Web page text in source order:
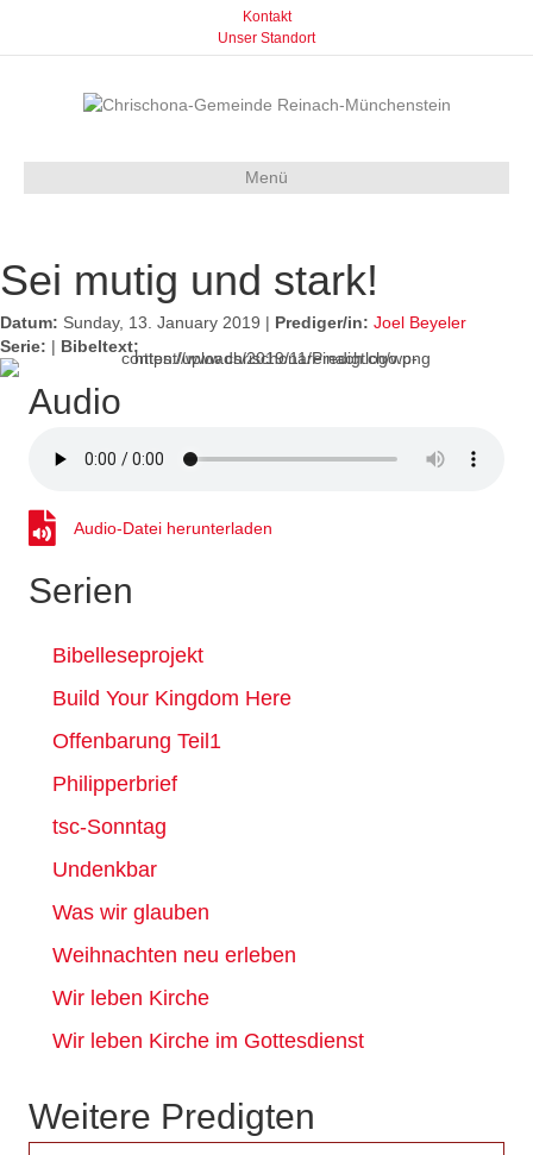
Kontakt
Unser Standort
Menü
Sei mutig und stark!
Datum: Sunday, 13. January 2019 | Prediger/in: Joel Beyeler
Serie: | Bibeltext:
Audio
Audio-Datei herunterladen
Audio-Datei herunterladen
Serien
Bibelleseprojekt
Build Your Kingdom Here
Offenbarung Teil1
Philipperbrief
tsc-Sonntag
Undenkbar
Was wir glauben
Weihnachten neu erleben
Wir leben Kirche
Wir leben Kirche im Gottesdienst
Weitere Predigten